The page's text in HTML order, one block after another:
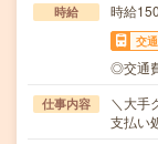
時給 時給
交
◎交通
仕事内容
＼大手
支払い